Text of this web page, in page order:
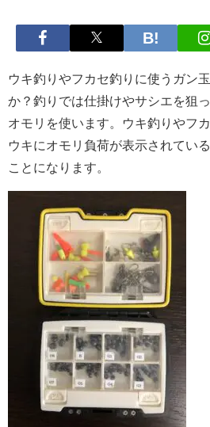
ウキ釣りやフカセ釣りに使うガン
か？釣りでは仕掛けやサシエを狙
オモリを使います。ウキ釣りやフ
ウキにオモリ負荷が表示されてい
ことになります。